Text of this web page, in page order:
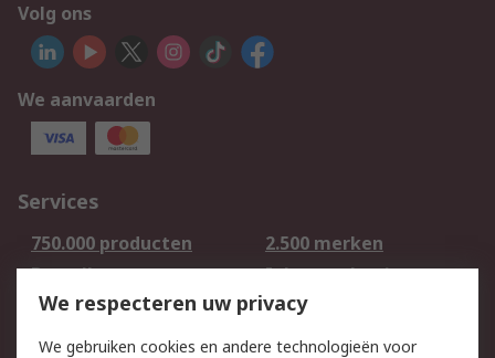
Volg ons
We aanvaarden
Services
750.000 producten
2.500 merken
Bestellen
Inkoopoplossingen
Retouren
Technisch advies
Track & Trace
We respecteren uw privacy
We gebruiken cookies en andere technologieën voor